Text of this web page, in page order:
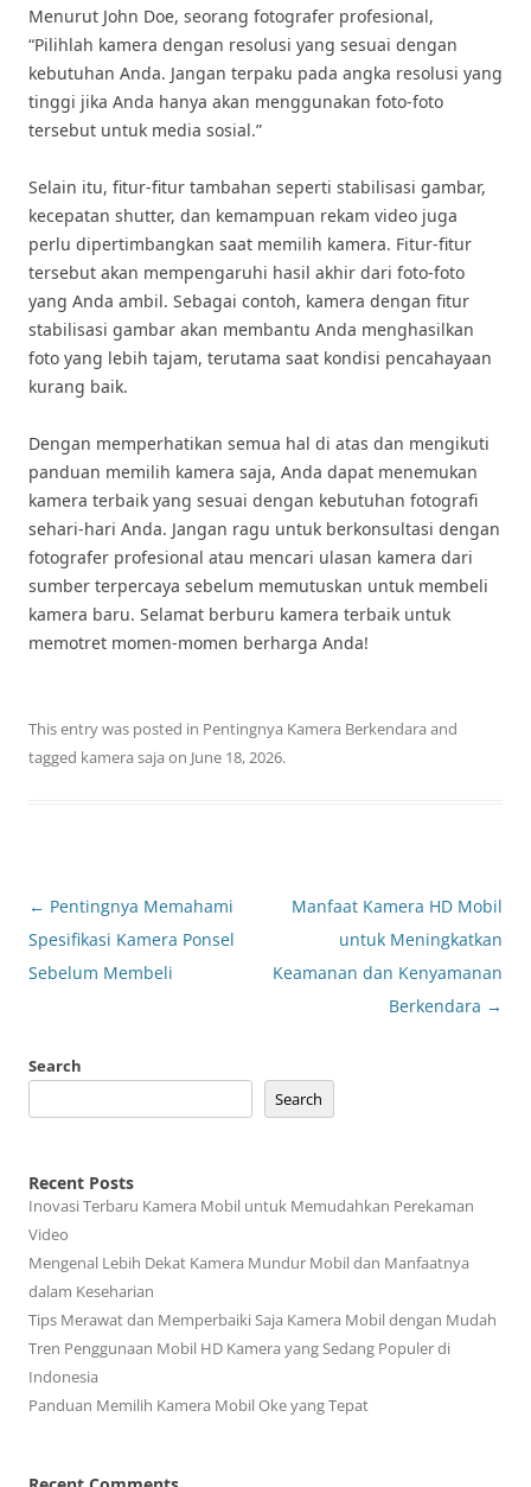
Menurut John Doe, seorang fotografer profesional,
“Pilihlah kamera dengan resolusi yang sesuai dengan
kebutuhan Anda. Jangan terpaku pada angka resolusi yang
tinggi jika Anda hanya akan menggunakan foto-foto
tersebut untuk media sosial.”
Selain itu, fitur-fitur tambahan seperti stabilisasi gambar,
kecepatan shutter, dan kemampuan rekam video juga
perlu dipertimbangkan saat memilih kamera. Fitur-fitur
tersebut akan mempengaruhi hasil akhir dari foto-foto
yang Anda ambil. Sebagai contoh, kamera dengan fitur
stabilisasi gambar akan membantu Anda menghasilkan
foto yang lebih tajam, terutama saat kondisi pencahayaan
kurang baik.
Dengan memperhatikan semua hal di atas dan mengikuti
panduan memilih kamera saja, Anda dapat menemukan
kamera terbaik yang sesuai dengan kebutuhan fotografi
sehari-hari Anda. Jangan ragu untuk berkonsultasi dengan
fotografer profesional atau mencari ulasan kamera dari
sumber terpercaya sebelum memutuskan untuk membeli
kamera baru. Selamat berburu kamera terbaik untuk
memotret momen-momen berharga Anda!
This entry was posted in Pentingnya Kamera Berkendara and
tagged kamera saja on June 18, 2026.
Post
navigation
← Pentingnya Memahami
Spesifikasi Kamera Ponsel
Sebelum Membeli
Manfaat Kamera HD Mobil
untuk Meningkatkan
Keamanan dan Kenyamanan
Berkendara →
Search
Search
Recent Posts
Inovasi Terbaru Kamera Mobil untuk Memudahkan Perekaman
Video
Mengenal Lebih Dekat Kamera Mundur Mobil dan Manfaatnya
dalam Keseharian
Tips Merawat dan Memperbaiki Saja Kamera Mobil dengan Mudah
Tren Penggunaan Mobil HD Kamera yang Sedang Populer di
Indonesia
Panduan Memilih Kamera Mobil Oke yang Tepat